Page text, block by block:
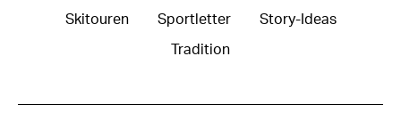
Skitouren Sportletter Story-Ideas
Tradition